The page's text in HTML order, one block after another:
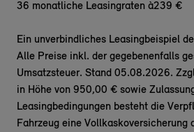
36 monatliche Leasingraten à239 €
Ein unverbindliches Leasingbeispiel
Alle Preise inkl. der gegebenenfalls
Umsatzsteuer. Stand 05.08.2026.
in Höhe von 950,00 € sowie
Leasingbedingungen besteht die
Fahrzeug eine Vollkaskoversicherung